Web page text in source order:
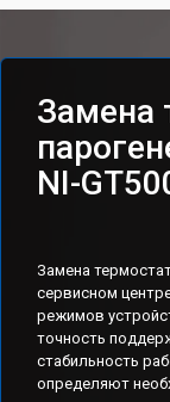
Замена
NI-
Замена
сервисном
режимов
точность
стабильность
определяют